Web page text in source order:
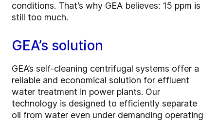
conditions. That’s why GEA believes: 15 ppm is
still too much.
GEA’s solution
GEA’s self-cleaning centrifugal systems offer a
reliable and economical solution for effluent
water treatment in power plants. Our
technology is designed to efficiently separate
oil from water even under demanding operating